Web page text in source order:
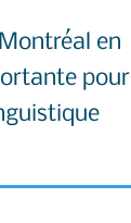
en
pour